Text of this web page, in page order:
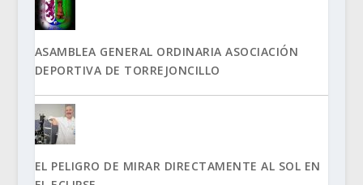
ASAMBLEA GENERAL ORDINARIA ASOCIACIÓN
DEPORTIVA DE TORREJONCILLO
EL PELIGRO DE MIRAR DIRECTAMENTE AL SOL EN